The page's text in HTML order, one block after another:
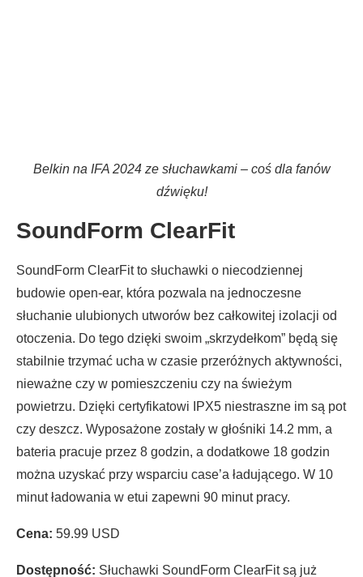
Belkin na IFA 2024 ze słuchawkami – coś dla fanów
dźwięku!
SoundForm ClearFit
SoundForm ClearFit to słuchawki o niecodziennej
budowie open-ear, która pozwala na jednoczesne
słuchanie ulubionych utworów bez całkowitej izolacji od
otoczenia. Do tego dzięki swoim „skrzydełkom” będą się
stabilnie trzymać ucha w czasie przeróżnych aktywności,
nieważne czy w pomieszczeniu czy na świeżym
powietrzu. Dzięki certyfikatowi IPX5 niestraszne im są pot
czy deszcz. Wyposażone zostały w głośniki 14.2 mm, a
bateria pracuje przez 8 godzin, a dodatkowe 18 godzin
można uzyskać przy wsparciu case’a ładującego. W 10
minut ładowania w etui zapewni 90 minut pracy.
Cena: 59.99 USD
Dostępność: Słuchawki SoundForm ClearFit są już